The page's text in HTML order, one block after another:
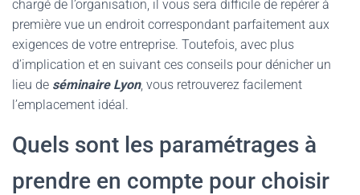
chargé de l’organisation, il vous sera difficile de repérer à
première vue un endroit correspondant parfaitement aux
exigences de votre entreprise. Toutefois, avec plus
d’implication et en suivant ces conseils pour dénicher un
lieu de séminaire Lyon, vous retrouverez facilement
l’emplacement idéal.
Quels sont les paramétrages à
prendre en compte pour choisir